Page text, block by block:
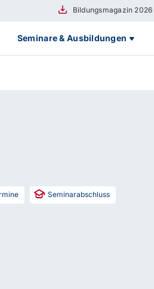
Bildungsmagazin
Seminare & Ausbildungen
Seminarabschluss